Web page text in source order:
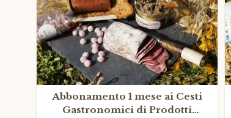
Abbonamento 1 mese ai Cesti
Gastronomici di Prodotti